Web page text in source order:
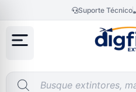
Suporte Técnico